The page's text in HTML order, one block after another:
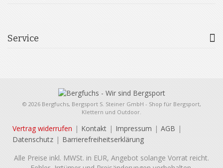
Service
© 2026 Bergfuchs, Bergsport S. Steiner GmbH - Shop für Bergsport,
Klettern und Outdoor.
Vertrag widerrufen Kontakt Impressum
AGB
Datenschutz
Barrierefreiheitserklärung
Alle Preise inkl. MWSt. in EUR, Angebot solange Vorrat reicht.